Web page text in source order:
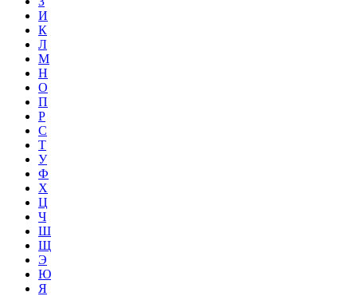
И
К
Л
М
Н
О
П
Р
С
Т
У
Ф
Х
Ц
Ч
Ш
Щ
Э
Ю
Я